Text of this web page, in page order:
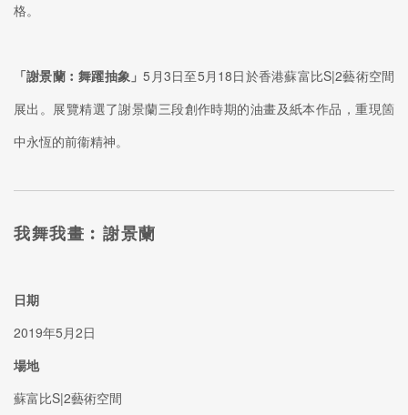
格。
「謝景蘭︰舞躍抽象」5月3日至5月18日於香港蘇富比S|2藝術空間
展出。展覽精選了謝景蘭三段創作時期的油畫及紙本作品，重現箇
中永恆的前衞精神。
我舞我畫︰謝景蘭
日期
2019年5月2日
場地
蘇富比S|2藝術空間